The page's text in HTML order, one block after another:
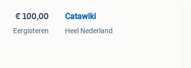
€ 100,00
Eergisteren
Catawiki
Heel Nederland